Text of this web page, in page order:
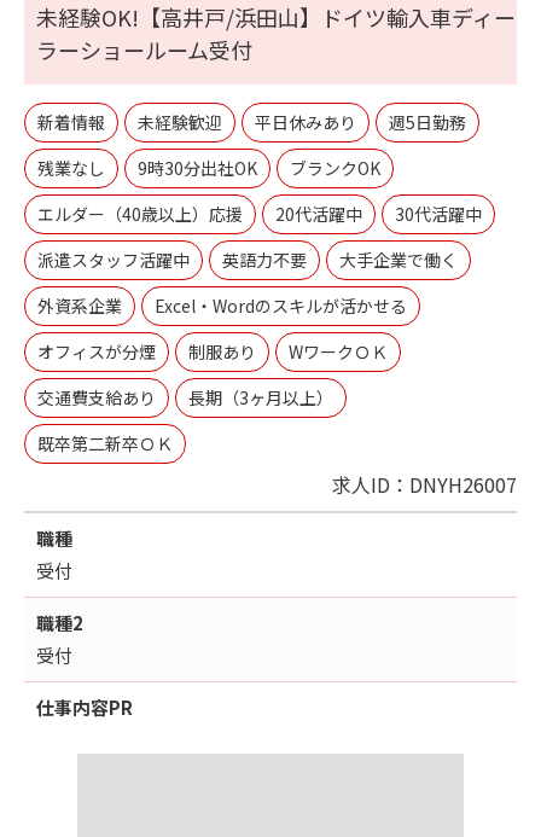
未経験OK!【高井戸/浜田山】ドイツ輸入車ディー
ラーショールーム受付
新着情報 未経験歓迎 平日休みあり
週5日勤務
残業なし
9時30分出社OK
ブランクOK
エルダー（40歳以上）応援
20代活躍中
30代活躍中
派遣スタッフ活躍中
英語力不要
大手企業で働く
外資系企業
Excel・Wordのスキルが活かせる
オフィスが分煙
制服あり
WワークＯＫ
交通費支給あり
長期（3ヶ月以上）
既卒第二新卒ＯＫ
求人ID：DNYH26007
職種
受付
職種2
受付
仕事内容PR